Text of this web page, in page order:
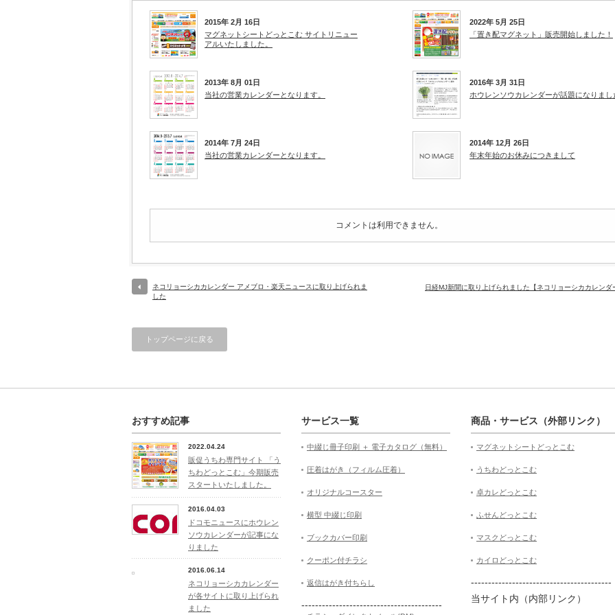
2015年 2月 16日
マグネットシートどっとこむ サイトリニュー
アルいたしました。
2022年 5月 25日
「置き配マグネット」販売開始しました！
2013年 8月 01日
当社の営業カレンダーとなります。
2016年 3月 31日
ホウレンソウカレンダーが話題になりまし
2014年 7月 24日
当社の営業カレンダーとなります。
2014年 12月 26日
年末年始のお休みにつきまして
コメントは利用できません。
ネコリョーシカカレンダー アメブロ・楽天ニュースに取り上げられま
した
日経MJ新聞に取り上げられました【ネコリョーシカカレンダ
トップページに戻る
おすすめ記事
2022.04.24
販促うちわ専門サイト 「う
ちわどっとこむ」今期販売
スタートいたしました。
2016.04.03
ドコモニュースにホウレン
ソウカレンダーが記事にな
りました
2016.06.14
ネコリョーシカカレンダー
が各サイトに取り上げられ
ました
サービス一覧
中綴じ冊子印刷 ＋ 電子カタログ（無料）
圧着はがき（フィルム圧着）
オリジナルコースター
横型 中綴じ印刷
ブックカバー印刷
クーポン付チラシ
返信はがき付ちらし
-----------------------------------------
商品・サービス（外部リンク）
マグネットシートどっとこむ
うちわどっとこむ
卓カレどっとこむ
ふせんどっとこむ
マスクどっとこむ
カイロどっとこむ
-----------------------------------------
当サイト内（内部リンク）